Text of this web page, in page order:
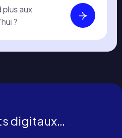
aux
?
digitaux…